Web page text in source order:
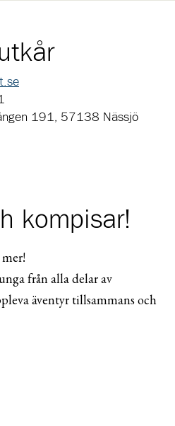
191, 57138 Nässjö
kompisar!
från alla delar av
äventyr tillsammans och